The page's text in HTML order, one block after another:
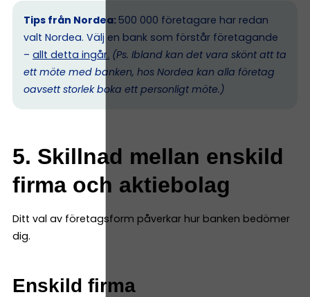
Tips från Nordea: 500 000 företagare har redan
valt Nordea. Välj en bank som förstår företagande
– allt detta ingår. (Ps. Ibland kan det vara skönt att ta
ett möte med banken, hos Nordea kan alla företag
oavsett storlek boka ett personligt möte.)
5. Skillnad mellan enskild
firma och aktiebolag
Ditt val av företagsform påverkar hur banken bedömer
dig.
Enskild firma